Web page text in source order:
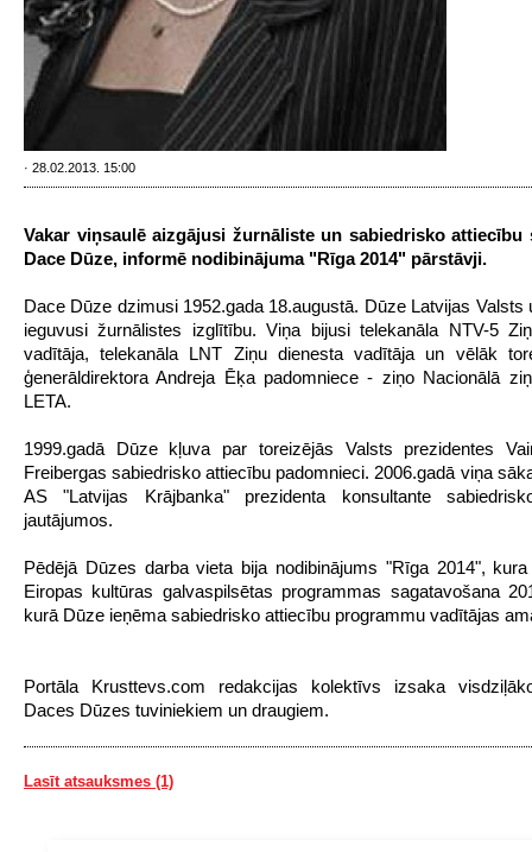
· 28.02.2013. 15:00
Vakar viņsaulē aizgājusi žurnāliste un sabiedrisko attiecību
Dace Dūze, informē nodibinājuma "Rīga 2014" pārstāvji.
Dace Dūze dzimusi 1952.gada 18.augustā. Dūze Latvijas Valsts
ieguvusi žurnālistes izglītību. Viņa bijusi telekanāla NTV-5
vadītāja, telekanāla LNT Ziņu dienesta vadītāja un vēlāk
ģenerāldirektora Andreja Ēķa padomniece - ziņo Nacionālā
LETA.
1999.gadā Dūze kļuva par toreizējās Valsts prezidentes
Freibergas sabiedrisko attiecību padomnieci. 2006.gadā viņa
AS "Latvijas Krājbanka" prezidenta konsultante
jautājumos.
Pēdējā Dūzes darba vieta bija nodibinājums "Rīga 2014",
Eiropas kultūras galvaspilsētas programmas sagatavošana
kurā Dūze ieņēma sabiedrisko attiecību programmu vadītājas
Portāla Krusttevs.com redakcijas kolektīvs izsaka
Daces Dūzes tuviniekiem un draugiem.
Lasīt atsauksmes (1)